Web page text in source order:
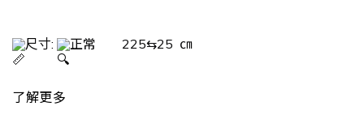
尺寸: 正常        225⇆25  ㎝
了解更多